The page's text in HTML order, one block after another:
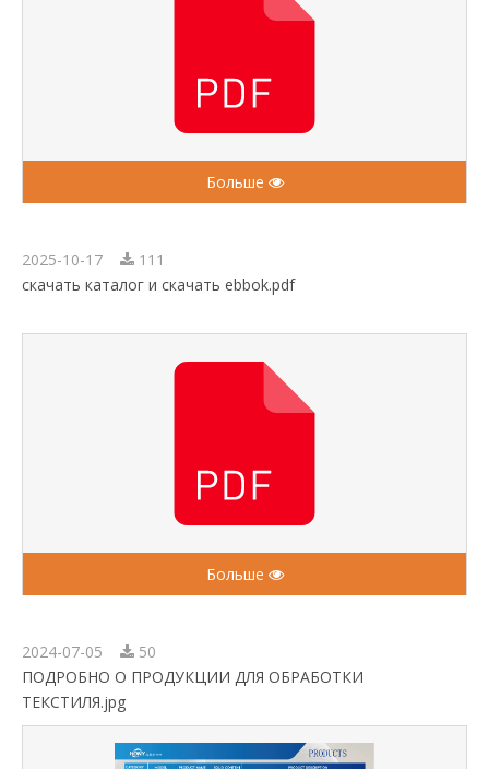
Больше
2025-10-17
111
скачать каталог и скачать ebbok.pdf
Больше
2024-07-05
50
ПОДРОБНО О ПРОДУКЦИИ ДЛЯ ОБРАБОТКИ
ТЕКСТИЛЯ.jpg